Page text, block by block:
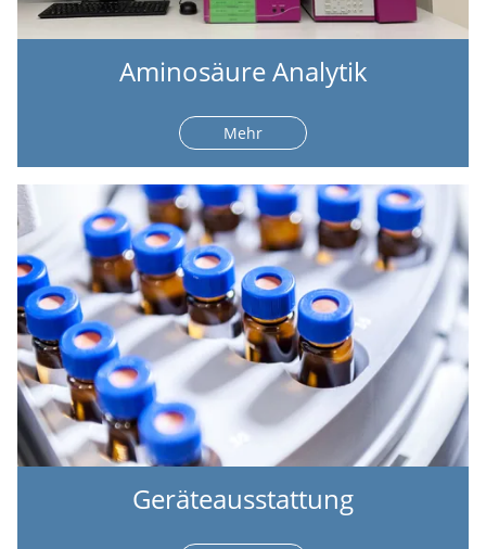
Aminosäure Analytik
Mehr
Geräteausstattung